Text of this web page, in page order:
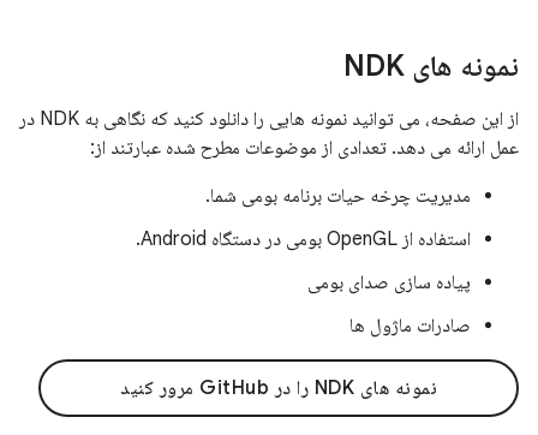
نمونه های NDK
از این صفحه، می توانید نمونه هایی را دانلود کنید که نگاهی به NDK در
عمل ارائه می دهد. تعدادی از موضوعات مطرح شده عبارتند از:
مدیریت چرخه حیات برنامه بومی شما.
استفاده از OpenGL بومی در دستگاه Android.
پیاده سازی صدای بومی
صادرات ماژول ها
نمونه های NDK را در GitHub مرور کنید